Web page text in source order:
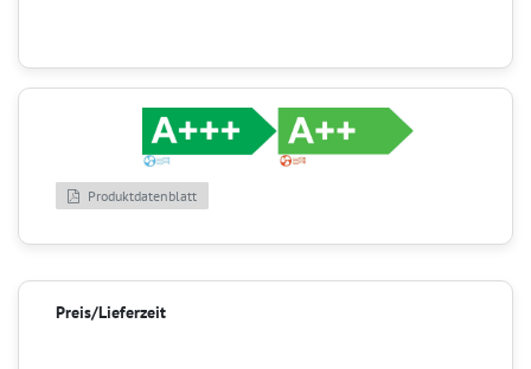
Produktdatenblatt
Preis/Lieferzeit